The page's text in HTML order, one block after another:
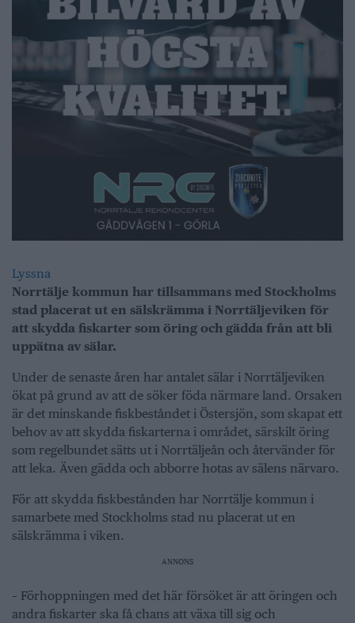
Lyssna
Norrtälje kommun har tillsammans med Stockholms
stad placerat ut en sälskrämma i Norrtäljeviken för
att skydda fiskarter som öring och gädda från att bli
uppätna av sälar.
Under de senaste åren har antalet sälar i Norrtäljeviken
ökat på grund av att de söker föda närmare land. Orsaken
är det minskande fiskbeståndet i Östersjön, som skapat ett
behov av att skydda fiskarterna i området, särskilt öring
som regelbundet sätts ut i Norrtäljeån och återvänder för
att leka. Även gädda och abborre hotas av sälens närvaro.
För att skydda fiskbestånden har Norrtälje kommun i
samarbete med Stockholms stad nu placerat ut en
sälskrämma i viken.
ANNONS
– Förhoppningen med det här försöket är att öringen och
andra fiskarter ska få chans att växa till sig och